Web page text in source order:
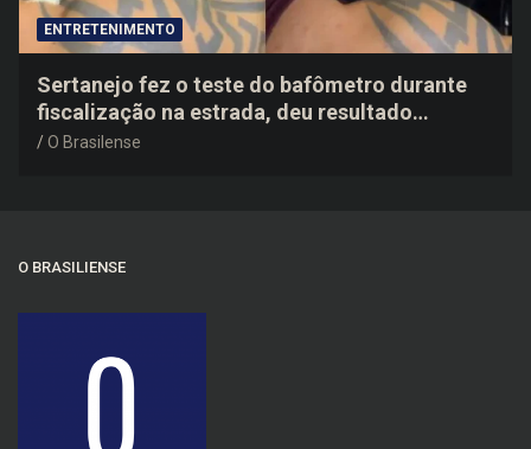
ENTRETENIMENTO
Sertanejo fez o teste do bafômetro durante
fiscalização na estrada, deu resultado
negativo e elogiou o trabalho dos agentes de
O Brasilense
O BRASILIENSE